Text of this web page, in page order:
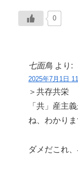
0
七面鳥 より:
2025年7月1日
＞共存共栄
「共」産主
ね、わかりま
ダメだこれ